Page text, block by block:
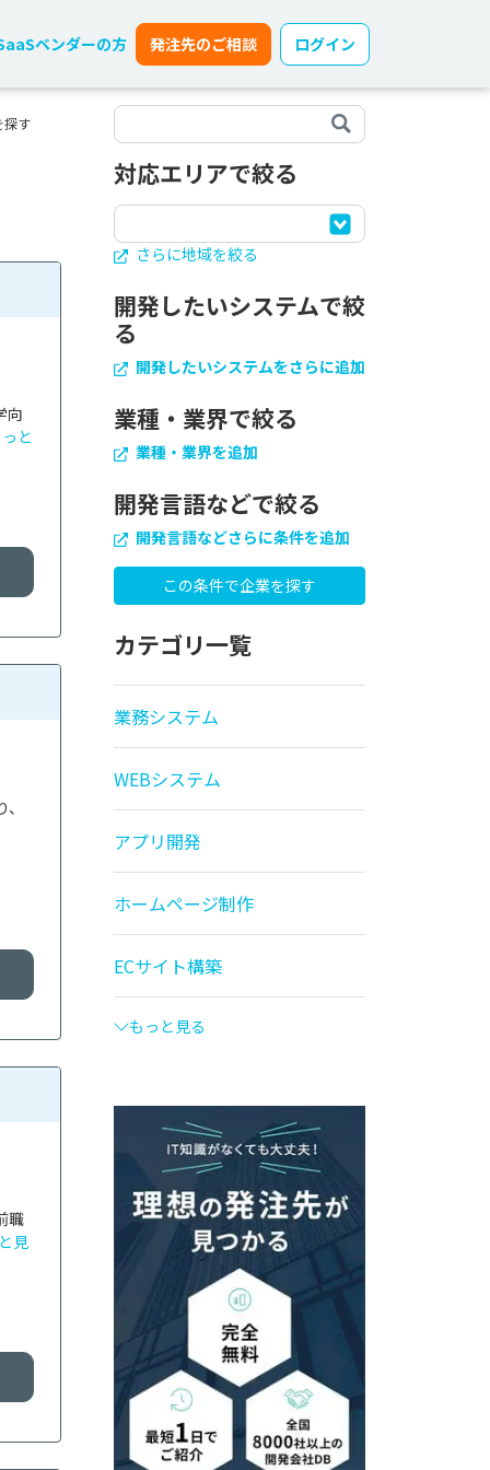
ベンダーの方 発注先のご相談 ログイン
探す
向
と
職
見
対応エリアで絞る
さらに地域を絞る
開発したいシステムで絞
る
開発したいシステムをさらに追加
業種・業界で絞る
業種・業界を追加
開発言語などで絞る
開発言語などさらに条件を追加
カテゴリ一覧
業務システム
WEBシステム
アプリ開発
ホームページ制作
ECサイト構築
もっと見る